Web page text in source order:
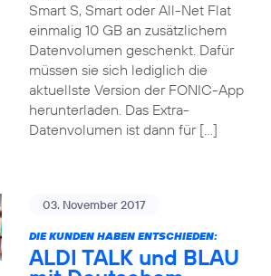
Smart S, Smart oder All-Net Flat
einmalig 10 GB an zusätzlichem
Datenvolumen geschenkt. Dafür
müssen sie sich lediglich die
aktuellste Version der FONIC-App
herunterladen. Das Extra-
Datenvolumen ist dann für […]
03. November 2017
DIE KUNDEN HABEN ENTSCHIEDEN:
ALDI TALK und BLAU